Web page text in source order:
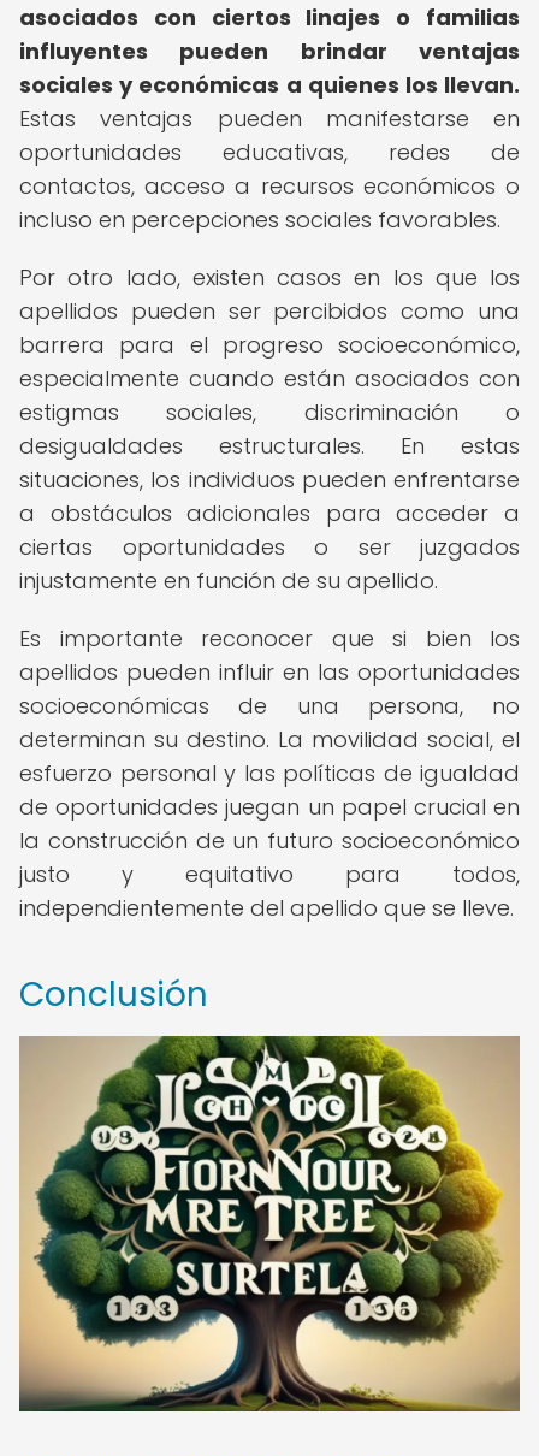
asociados con ciertos linajes o familias
influyentes pueden brindar ventajas
sociales y económicas a quienes los llevan.
Estas ventajas pueden manifestarse en
oportunidades educativas, redes de
contactos, acceso a recursos económicos o
incluso en percepciones sociales favorables.
Por otro lado, existen casos en los que los
apellidos pueden ser percibidos como una
barrera para el progreso socioeconómico,
especialmente cuando están asociados con
estigmas sociales, discriminación o
desigualdades estructurales. En estas
situaciones, los individuos pueden enfrentarse
a obstáculos adicionales para acceder a
ciertas oportunidades o ser juzgados
injustamente en función de su apellido.
Es importante reconocer que si bien los
apellidos pueden influir en las oportunidades
socioeconómicas de una persona, no
determinan su destino. La movilidad social, el
esfuerzo personal y las políticas de igualdad
de oportunidades juegan un papel crucial en
la construcción de un futuro socioeconómico
justo y equitativo para todos,
independientemente del apellido que se lleve.
Conclusión